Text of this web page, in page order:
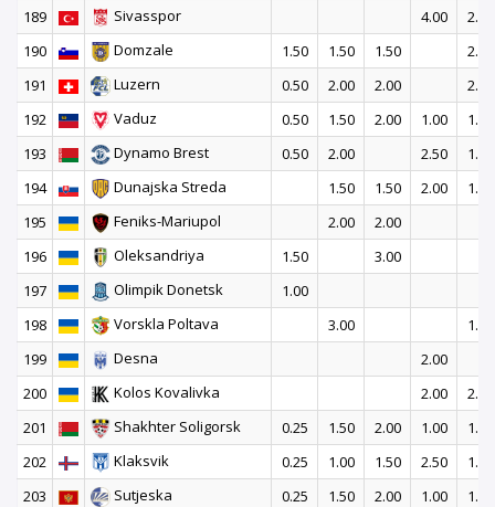
189
Sivasspor 4.00
2.50
190
Domzale 1.50 1.50 1.50
2.00
191
Luzern 0.50 2.00 2.00
2.00
192
Vaduz 0.50 1.50 2.00 1.00
1.50
193
Dynamo Brest 0.50 2.00 2.50
1.50
194
Dunajska Streda 1.50 1.50 2.00
1.50
195
Feniks-Mariupol 2.00
2.00
196
Oleksandriya 1.50
3.00
197
Olimpik Donetsk
1.00
198
Vorskla Poltava 3.00
1.50
199
Desna
2.00
200
Kolos Kovalivka 2.00
2.00
201
Shakhter Soligorsk 0.25 1.50 2.00 1.00
1.50
202
Klaksvik 0.25 1.00 1.50 2.50
1.00
203
Sutjeska 0.25 1.50 2.00 1.00
1.50